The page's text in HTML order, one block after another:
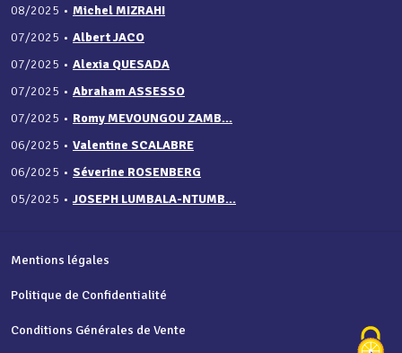
08/2025 • Michel MIZRAHI
07/2025 • Albert JACO
07/2025 • Alexia QUESADA
07/2025 • Abraham ASSESSO
07/2025 • Romy MEVOUNGOU ZAMB...
06/2025 • Valentine SCALABRE
06/2025 • Séverine ROSENBERG
05/2025 • JOSEPH LUMBALA-NTUMB...
Mentions légales
Politique de Confidentialité
Conditions Générales de Vente